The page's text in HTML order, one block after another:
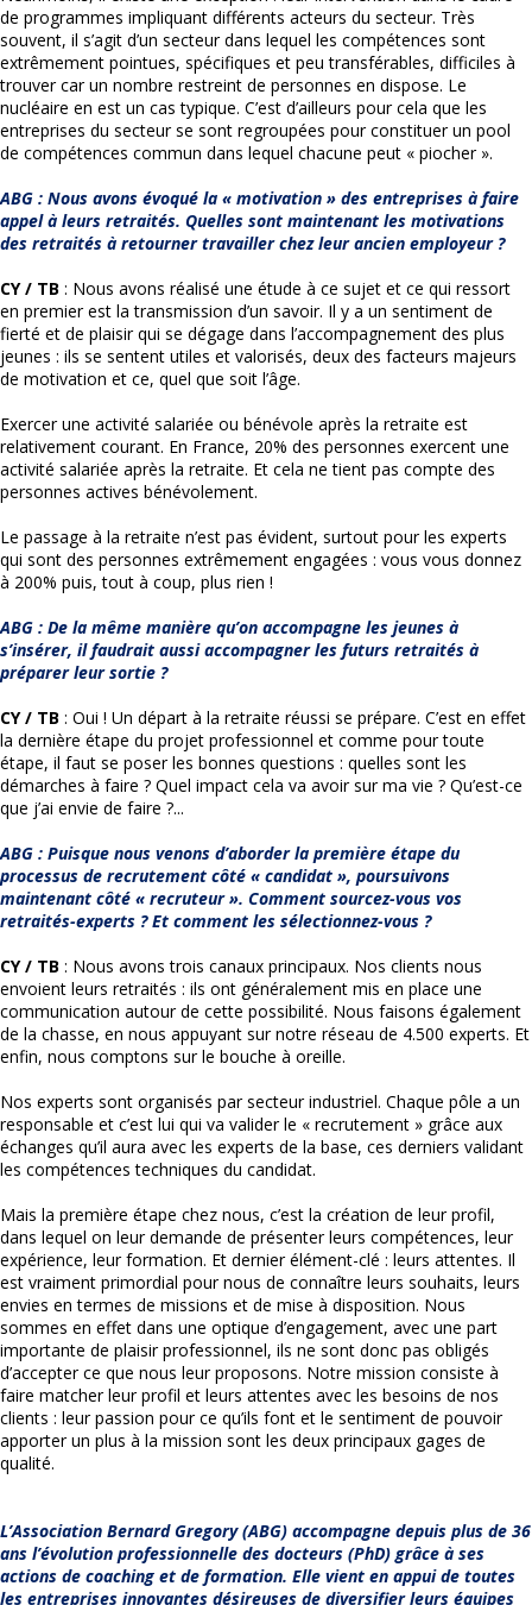
de programmes impliquant différents acteurs du secteur. Très
souvent, il s’agit d’un secteur dans lequel les compétences sont
extrêmement pointues, spécifiques et peu transférables, difficiles à
trouver car un nombre restreint de personnes en dispose. Le
nucléaire en est un cas typique. C’est d’ailleurs pour cela que les
entreprises du secteur se sont regroupées pour constituer un pool
de compétences commun dans lequel chacune peut « piocher ».
ABG : Nous avons évoqué la « motivation » des entreprises à faire
appel à leurs retraités. Quelles sont maintenant les motivations
des retraités à retourner travailler chez leur ancien employeur ?
CY / TB : Nous avons réalisé une étude à ce sujet et ce qui ressort
en premier est la transmission d’un savoir. Il y a un sentiment de
fierté et de plaisir qui se dégage dans l’accompagnement des plus
jeunes : ils se sentent utiles et valorisés, deux des facteurs majeurs
de motivation et ce, quel que soit l’âge.
Exercer une activité salariée ou bénévole après la retraite est
relativement courant. En France, 20% des personnes exercent une
activité salariée après la retraite. Et cela ne tient pas compte des
personnes actives bénévolement.
Le passage à la retraite n’est pas évident, surtout pour les experts
qui sont des personnes extrêmement engagées : vous vous donnez
à 200% puis, tout à coup, plus rien !
ABG : De la même manière qu’on accompagne les jeunes à
s’insérer, il faudrait aussi accompagner les futurs retraités à
préparer leur sortie ?
CY / TB : Oui ! Un départ à la retraite réussi se prépare. C’est en effet
la dernière étape du projet professionnel et comme pour toute
étape, il faut se poser les bonnes questions : quelles sont les
démarches à faire ? Quel impact cela va avoir sur ma vie ? Qu’est-ce
que j’ai envie de faire ?...
ABG : Puisque nous venons d’aborder la première étape du
processus de recrutement côté « candidat », poursuivons
maintenant côté « recruteur ». Comment sourcez-vous vos
retraités-experts ? Et comment les sélectionnez-vous ?
CY / TB : Nous avons trois canaux principaux. Nos clients nous
envoient leurs retraités : ils ont généralement mis en place une
communication autour de cette possibilité. Nous faisons également
de la chasse, en nous appuyant sur notre réseau de 4.500 experts. Et
enfin, nous comptons sur le bouche à oreille.
Nos experts sont organisés par secteur industriel. Chaque pôle a un
responsable et c’est lui qui va valider le « recrutement » grâce aux
échanges qu’il aura avec les experts de la base, ces derniers validant
les compétences techniques du candidat.
Mais la première étape chez nous, c’est la création de leur profil,
dans lequel on leur demande de présenter leurs compétences, leur
expérience, leur formation. Et dernier élément-clé : leurs attentes. Il
est vraiment primordial pour nous de connaître leurs souhaits, leurs
envies en termes de missions et de mise à disposition. Nous
sommes en effet dans une optique d’engagement, avec une part
importante de plaisir professionnel, ils ne sont donc pas obligés
d’accepter ce que nous leur proposons. Notre mission consiste à
faire matcher leur profil et leurs attentes avec les besoins de nos
clients : leur passion pour ce qu’ils font et le sentiment de pouvoir
apporter un plus à la mission sont les deux principaux gages de
qualité.
L’Association Bernard Gregory (ABG) accompagne depuis plus de 36
ans l’évolution professionnelle des docteurs (PhD) grâce à ses
actions de coaching et de formation. Elle vient en appui de toutes
les entreprises innovantes désireuses de diversifier leurs équipes